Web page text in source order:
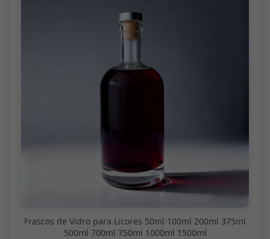
Frascos de Vidro para Licores 50ml 100ml 200ml 375ml
500ml 700ml 750ml 1000ml 1500ml